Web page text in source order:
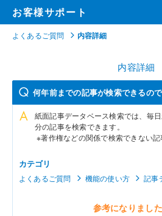
お客様サポート
よくあるご質問 内容詳細
内容詳細
何年前までの記事が検索できるので
紙面記事データベース検索では、毎
分の記事を検索できます。
※著作権などの関係で検索できない記
カテゴリ
よくあるご質問 機能の使い方 記事
参考になりまし